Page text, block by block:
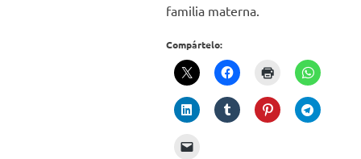
familia materna.
Compártelo: